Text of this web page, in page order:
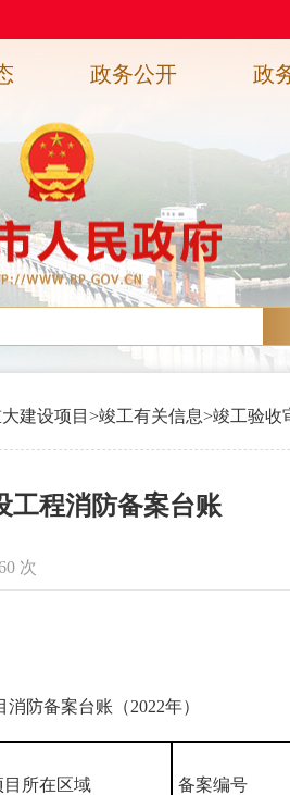
政务公开 政
建设项目 >竣工有关信息>竣工验收
工程消防备案台账
次
防备案台账（2022年）
目所在区域 备案编号